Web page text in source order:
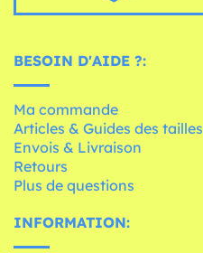
BESOIN D'AIDE ?:
Ma commande
Articles & Guides des tailles
Envois & Livraison
Retours
Plus de questions
INFORMATION: